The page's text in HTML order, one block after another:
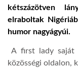
TROPICALMAGAZIN
kétszázötven
elraboltak
humor nagyágyúi.
A first lady saját
közösségi oldalon,